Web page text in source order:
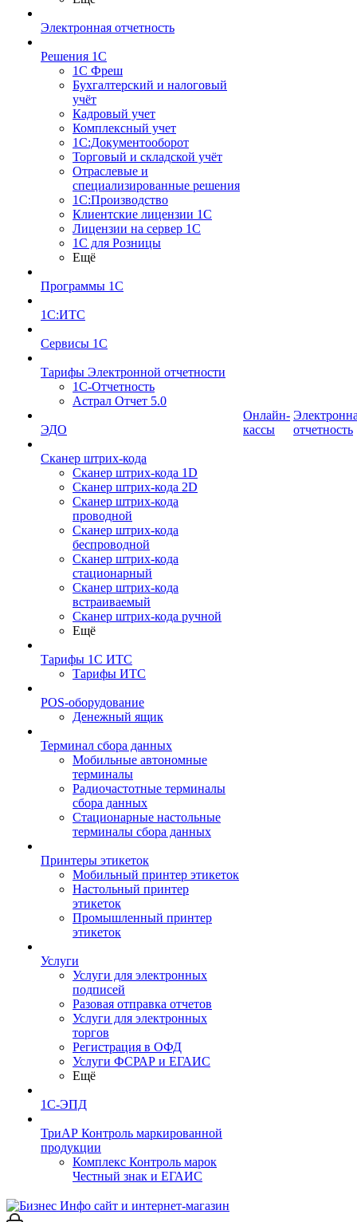
Электронная отчетность
Решения 1С
1С Фреш
Бухгалтерский и налоговый
учёт
Кадровый учет
Комплексный учет
1С:Документооборот
Торговый и складской учёт
Отраслевые и
специализированные решения
1С:Производство
Клиентские лицензии 1С
Лицензии на сервер 1С
1С для Розницы
Ещё
Программы 1С
1С:ИТС
Сервисы 1С
Тарифы Электронной отчетности
1С-Отчетность
Астрал Отчет 5.0
ЭДО
Сканер штрих-кода
Сканер штрих-кода 1D
Сканер штрих-кода 2D
Сканер штрих-кода
проводной
Сканер штрих-кода
беспроводной
Сканер штрих-кода
стационарный
Сканер штрих-кода
встраиваемый
Сканер штрих-кода ручной
Ещё
Тарифы 1С ИТС
Тарифы ИТС
POS-оборудование
Денежный ящик
Терминал сбора данных
Мобильные автономные
терминалы
Радиочастотные терминалы
сбора данных
Стационарные настольные
терминалы сбора данных
Принтеры этикеток
Мобильный принтер этикеток
Настольный принтер
этикеток
Промышленный принтер
этикеток
Услуги
Услуги для электронных
подписей
Разовая отправка отчетов
Услуги для электронных
торгов
Регистрация в ОФД
Услуги ФСРАР и ЕГАИС
Ещё
1С-ЭПД
ТриАР Контроль маркированной
продукции
Комплекс Контроль марок
Честный знак и ЕГАИС
Онлайн-
кассы
отчетность